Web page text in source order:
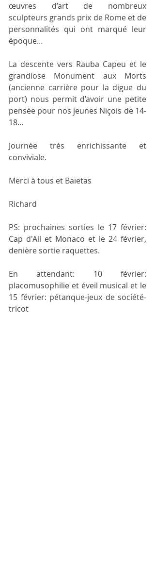
œuvres d’art de nombreux
sculpteurs grands prix de Rome et de
personnalités qui ont marqué leur
époque…
La descente vers Rauba Capeu et le
grandiose Monument aux Morts
(ancienne carrière pour la digue du
port) nous permit d’avoir une petite
pensée pour nos jeunes Niçois de 14-
18...
Journée très enrichissante et
conviviale.
Merci à tous et Baïetas
Richard
PS: prochaines sorties le 17 février:
Cap d'Ail et Monaco et le 24 février,
denière sortie raquettes.
En attendant: 10 février:
placomusophilie et éveil musical et le
15 février: pétanque-jeux de société-
tricot